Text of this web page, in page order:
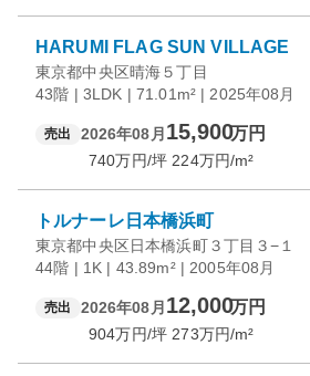
HARUMI FLAG SUN VILLAGE
東京都中央区晴海５丁目
43階 | 3LDK | 71.01m² | 2025年08月
売出 2026年08月 15,900万円
740万円/坪 224万円/m²
トルナーレ日本橋浜町
東京都中央区日本橋浜町３丁目３−１
44階 | 1K | 43.89m² | 2005年08月
売出 2026年08月 12,000万円
904万円/坪 273万円/m²